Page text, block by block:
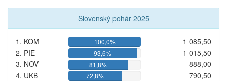
Slovenský pohár 2025
1. KOM 100,0%
1 085,50
2. PIE
93,6%
1 015,50
3. NOV
81,8%
888,00
4. UKB
72,8%
790,50